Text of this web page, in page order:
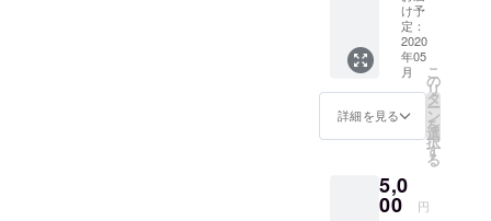
回のた
めに
作った
オリジ
ナルブ
レンド
「コタ
ローブ
レンド
ドリッ
プパッ
ク1つを
け予
定：
2020
年05
月
詳細を見る
こ
の
リ
タ
ー
ン
を
選
択
す
る
5,0
00 円